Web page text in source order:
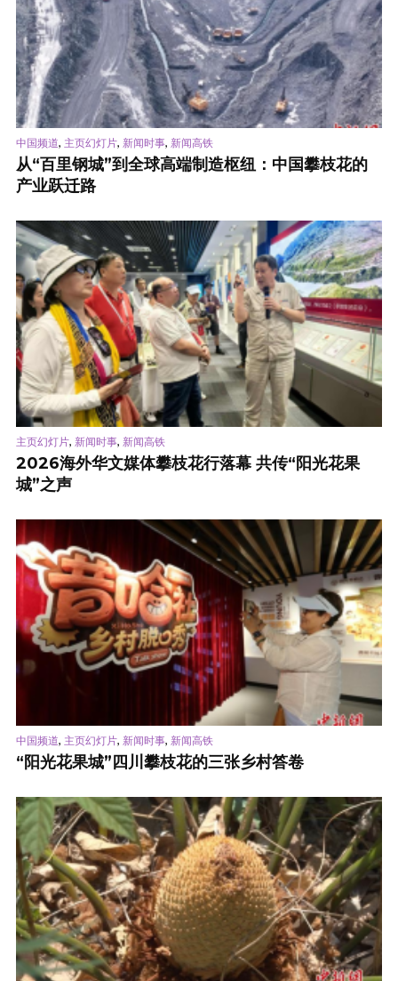
中国频道, 主页幻灯片, 新闻时事, 新闻高铁
从“百里钢城”到全球高端制造枢纽：中国攀枝花的
产业跃迁路
主页幻灯片, 新闻时事, 新闻高铁
2026海外华文媒体攀枝花行落幕 共传“阳光花果
城”之声
中国频道, 主页幻灯片, 新闻时事, 新闻高铁
“阳光花果城”四川攀枝花的三张乡村答卷